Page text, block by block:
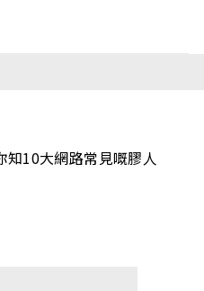
10大網路常見嘅膠人